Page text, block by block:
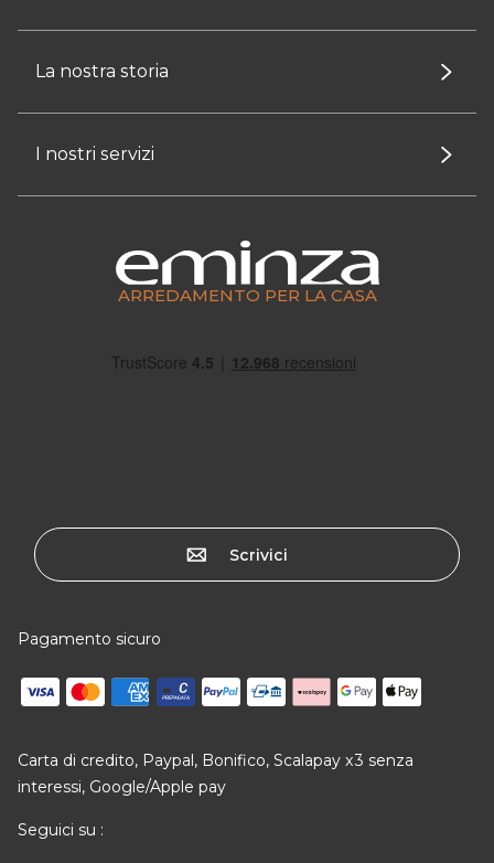
La nostra storia
I nostri servizi
ARREDAMENTO PER LA CASA
Scrivici
Pagamento sicuro
Carta di credito, Paypal, Bonifico, Scalapay x3 senza
interessi, Google/Apple pay
Seguici su :